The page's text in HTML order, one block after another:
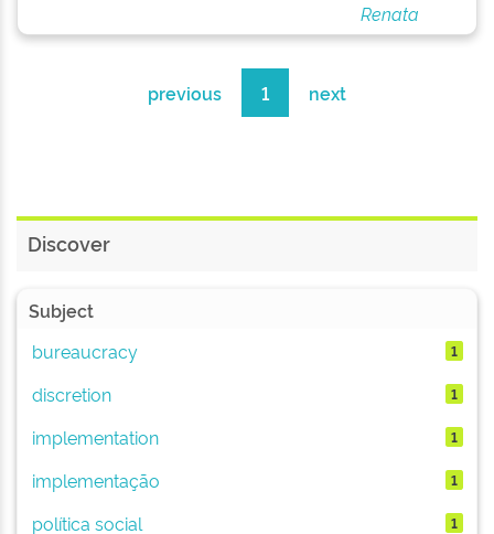
Renata
previous 1 next
Discover
Subject
bureaucracy
1
discretion 1
implementation 1
implementação 1
política social 1